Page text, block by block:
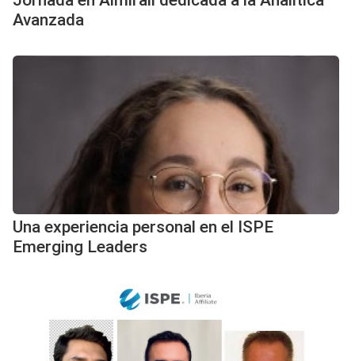
Avanzada
Una experiencia personal en el ISPE
Emerging Leaders